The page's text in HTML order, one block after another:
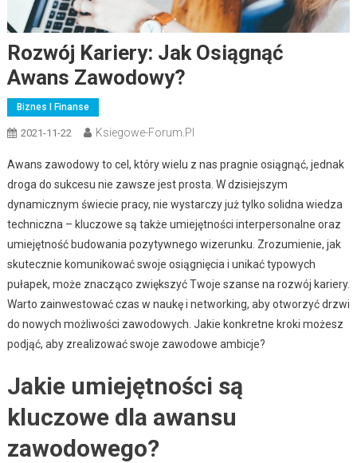
Rozwój Kariery: Jak Osiągnąć
Awans Zawodowy?
Biznes I Finanse
2021-11-22 Ksiegowe-Forum.pl
Awans zawodowy to cel, który wielu z nas pragnie osiągnąć, jednak
droga do sukcesu nie zawsze jest prosta. W dzisiejszym
dynamicznym świecie pracy, nie wystarczy już tylko solidna wiedza
techniczna – kluczowe są także umiejętności interpersonalne oraz
umiejętność budowania pozytywnego wizerunku. Zrozumienie, jak
skutecznie komunikować swoje osiągnięcia i unikać typowych
pułapek, może znacząco zwiększyć Twoje szanse na rozwój kariery.
Warto zainwestować czas w naukę i networking, aby otworzyć drzwi
do nowych możliwości zawodowych. Jakie konkretne kroki możesz
podjąć, aby zrealizować swoje zawodowe ambicje?
Jakie umiejętności są
kluczowe dla awansu
zawodowego?